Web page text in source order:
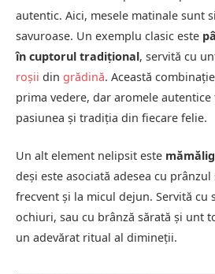
autentic. Aici, mesele matinale sunt
savuroase. Un exemplu clasic este
în cuptorul tradițional, servită cu
roșii din grădină. Această
prima vedere, dar aromele autentice
pasiunea și tradiția din fiecare felie.
Un alt element nelipsit este
deși este asociată adesea cu
frecvent și la micul dejun. Servită cu
ochiuri, sau cu brânză sărată și unt
un adevărat ritual al dimineții.